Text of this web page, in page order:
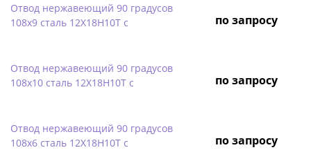
Отвод нержавеющий 90 градусов
108х9 сталь 12Х18Н10Т с
по запросу
Отвод нержавеющий 90 градусов
108х10 сталь 12Х18Н10Т с
по запросу
Отвод нержавеющий 90 градусов
108х6 сталь 12Х18Н10Т с
по запросу